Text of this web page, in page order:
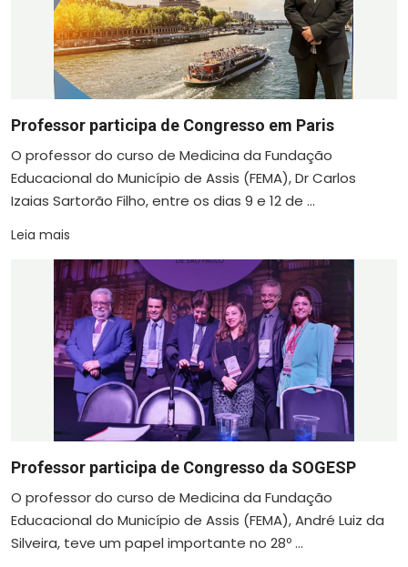
Professor participa de Congresso em Paris
O professor do curso de Medicina da Fundação
Educacional do Município de Assis (FEMA), Dr Carlos
Izaias Sartorão Filho, entre os dias 9 e 12 de ...
Leia mais
Professor participa de Congresso da SOGESP
O professor do curso de Medicina da Fundação
Educacional do Município de Assis (FEMA), André Luiz da
Silveira, teve um papel importante no 28º ...